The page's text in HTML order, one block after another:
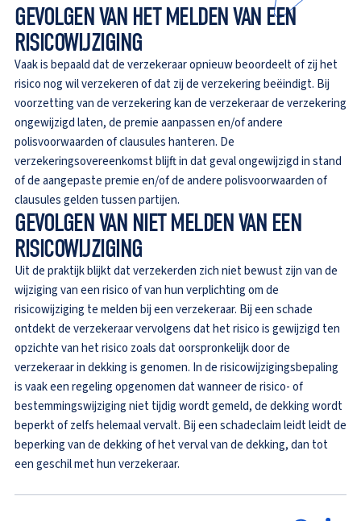
GEVOLGEN VAN HET MELDEN VAN EEN
RISICOWIJZIGING
Vaak is bepaald dat de verzekeraar opnieuw beoordeelt of zij het
risico nog wil verzekeren of dat zij de verzekering beëindigt. Bij
voorzetting van de verzekering kan de verzekeraar de verzekering
ongewijzigd laten, de premie aanpassen en/of andere
polisvoorwaarden of clausules hanteren. De
verzekeringsovereenkomst blijft in dat geval ongewijzigd in stand
of de aangepaste premie en/of de andere polisvoorwaarden of
clausules gelden tussen partijen.
GEVOLGEN VAN NIET MELDEN VAN EEN
RISICOWIJZIGING
Uit de praktijk blijkt dat verzekerden zich niet bewust zijn van de
wijziging van een risico of van hun verplichting om de
risicowijziging te melden bij een verzekeraar. Bij een schade
ontdekt de verzekeraar vervolgens dat het risico is gewijzigd ten
opzichte van het risico zoals dat oorspronkelijk door de
verzekeraar in dekking is genomen. In de risicowijzigingsbepaling
is vaak een regeling opgenomen dat wanneer de risico- of
bestemmingswijziging niet tijdig wordt gemeld, de dekking wordt
beperkt of zelfs helemaal vervalt. Bij een schadeclaim leidt leidt de
beperking van de dekking of het verval van de dekking, dan tot
een geschil met hun verzekeraar.